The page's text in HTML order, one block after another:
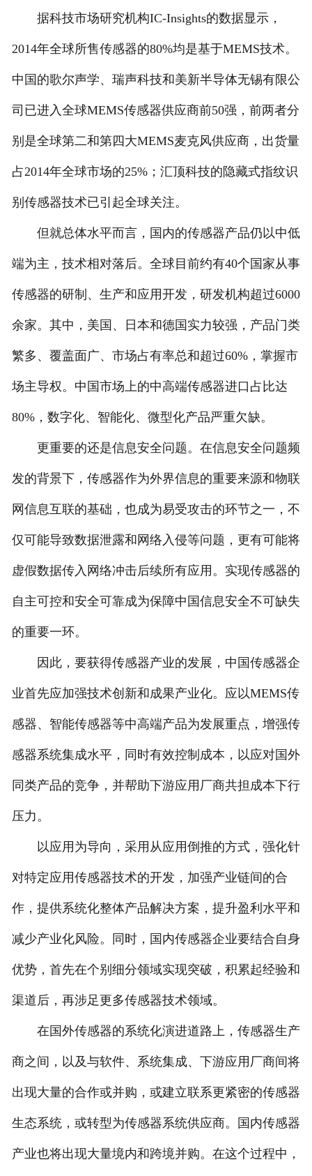
据科技市场研究机构IC-Insights的数据显示，
2014年全球所售传感器的80%均是基于MEMS技术。
中国的歌尔声学、瑞声科技和美新半导体无锡有限公
司已进入全球MEMS传感器供应商前50强，前两者分
别是全球第二和第四大MEMS麦克风供应商，出货量
占2014年全球市场的25%；汇顶科技的隐藏式指纹识
别传感器技术已引起全球关注。
但就总体水平而言，国内的传感器产品仍以中低
端为主，技术相对落后。全球目前约有40个国家从事
传感器的研制、生产和应用开发，研发机构超过6000
余家。其中，美国、日本和德国实力较强，产品门类
繁多、覆盖面广、市场占有率总和超过60%，掌握市
场主导权。中国市场上的中高端传感器进口占比达
80%，数字化、智能化、微型化产品严重欠缺。
更重要的还是信息安全问题。在信息安全问题频
发的背景下，传感器作为外界信息的重要来源和物联
网信息互联的基础，也成为易受攻击的环节之一，不
仅可能导致数据泄露和网络入侵等问题，更有可能将
虚假数据传入网络冲击后续所有应用。实现传感器的
自主可控和安全可靠成为保障中国信息安全不可缺失
的重要一环。
因此，要获得传感器产业的发展，中国传感器企
业首先应加强技术创新和成果产业化。应以MEMS传
感器、智能传感器等中高端产品为发展重点，增强传
感器系统集成水平，同时有效控制成本，以应对国外
同类产品的竞争，并帮助下游应用厂商共担成本下行
压力。
以应用为导向，采用从应用倒推的方式，强化针
对特定应用传感器技术的开发，加强产业链间的合
作，提供系统化整体产品解决方案，提升盈利水平和
减少产业化风险。同时，国内传感器企业要结合自身
优势，首先在个别细分领域实现突破，积累起经验和
渠道后，再涉足更多传感器技术领域。
在国外传感器的系统化演进道路上，传感器生产
商之间，以及与软件、系统集成、下游应用厂商间将
出现大量的合作或并购，或建立联系更紧密的传感器
生态系统，或转型为传感器系统供应商。国内传感器
产业也将出现大量境内和跨境并购。在这个过程中，